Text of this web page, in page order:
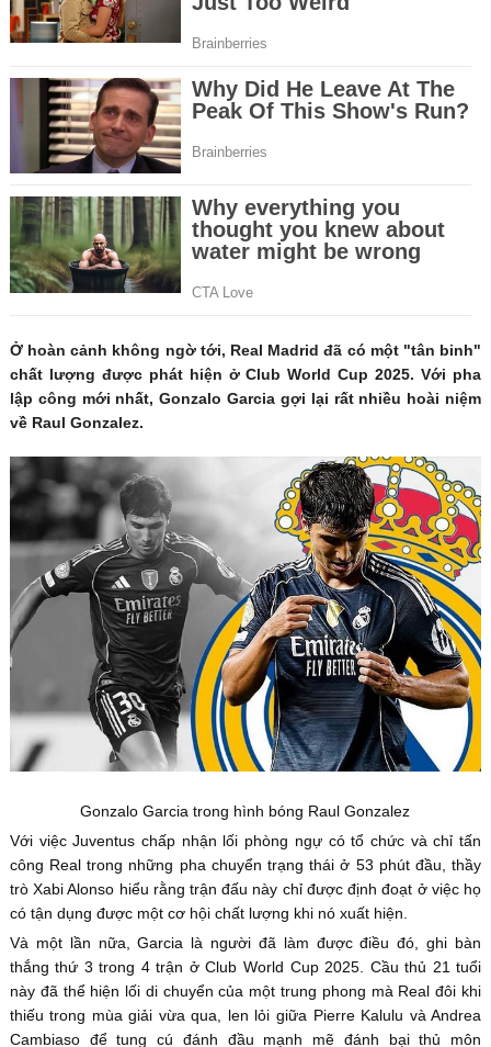
Ở hoàn cảnh không ngờ tới, Real Madrid đã có một "tân binh"
chất lượng được phát hiện ở Club World Cup 2025. Với pha
lập công mới nhất, Gonzalo Garcia gợi lại rất nhiều hoài niệm
về Raul Gonzalez.
Gonzalo Garcia trong hình bóng Raul Gonzalez
Với việc Juventus chấp nhận lối phòng ngự có tổ chức và chỉ tấn
công Real trong những pha chuyển trạng thái ở 53 phút đầu, thầy
trò Xabi Alonso hiểu rằng trận đấu này chỉ được định đoạt ở việc họ
có tận dụng được một cơ hội chất lượng khi nó xuất hiện.
Và một lần nữa, Garcia là người đã làm được điều đó, ghi bàn
thắng thứ 3 trong 4 trận ở Club World Cup 2025. Cầu thủ 21 tuổi
này đã thể hiện lối di chuyển của một trung phong mà Real đôi khi
thiếu trong mùa giải vừa qua, len lỏi giữa Pierre Kalulu và Andrea
Cambiaso để tung cú đánh đầu mạnh mẽ đánh bại thủ môn